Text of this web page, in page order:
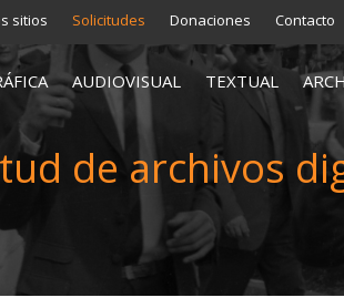
sitios Solicitudes Donaciones Contacto
AUDIOVISUAL TEXTUAL
de archivos